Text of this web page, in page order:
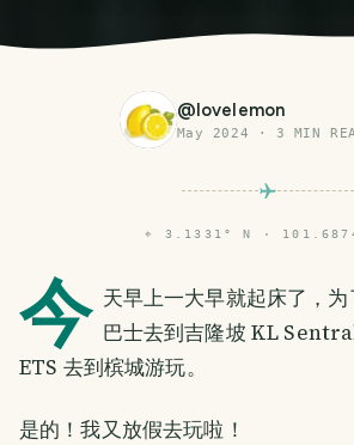
@lovelemon
May 2024 · 3 MIN
⌖ 3.1331° N ·
今 天早上一大早就起床了，
巴士去到吉隆坡 KL
ETS 去到槟城游玩。
是的！我又放假去玩啦！